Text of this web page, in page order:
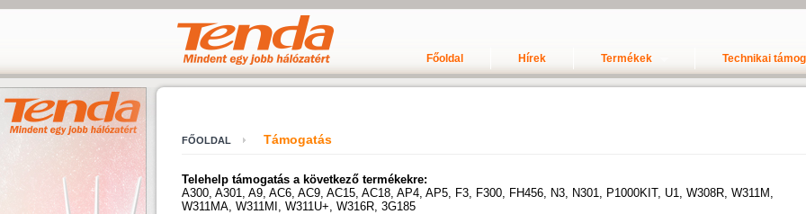
Főoldal Hírek Termékek Technikai
FŐOLDAL Támogatás
Telehelp támogatás a következő termékekre:
A300, A301, A9, AC6, AC9, AC15, AC18, AP4, AP5, F3, F300, FH456, N3, N301, P1000KIT, U1, W308R, W311M,
W311MA, W311MI, W311U+, W316R, 3G185